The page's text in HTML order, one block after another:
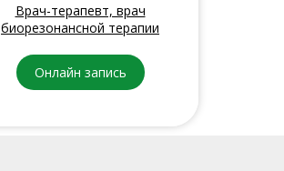
Врач-терапевт, врач
биорезонансной терапии
Онлайн запись